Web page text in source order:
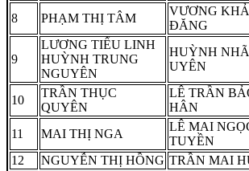
8 PHẠM THỊ TÂM
VƯƠNG
ĐĂNG
9
LƯƠNG TIỂU LINH
HUỲNH TRUNG
NGUYÊN
HUỲNH NHÃ
UYÊN
10
TRẦN THỤC
QUYÊN
LÊ TRẦN
HÂN
11 MAI THỊ NGA
LÊ MAI
TUYỀN
12
NGUYỄN THỊ HỒNG TRẦN MAI